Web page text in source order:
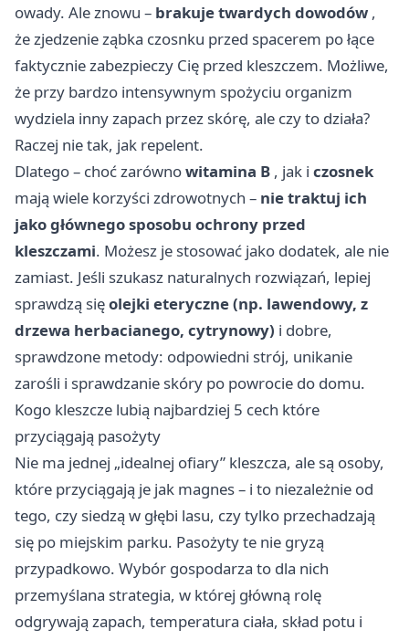
owady. Ale znowu – brakuje twardych dowodów ,
że zjedzenie ząbka czosnku przed spacerem po łące
faktycznie zabezpieczy Cię przed kleszczem. Możliwe,
że przy bardzo intensywnym spożyciu organizm
wydziela inny zapach przez skórę, ale czy to działa?
Raczej nie tak, jak repelent.
Dlatego – choć zarównowitamina B , jak i czosnek
mają wiele korzyści zdrowotnych – nie traktuj ich
jako głównego sposobu ochrony przed
kleszczami. Możesz je stosować jako dodatek, ale nie
zamiast. Jeśli szukasz naturalnych rozwiązań, lepiej
sprawdzą sięolejki eteryczne (np. lawendowy, z
drzewa herbacianego, cytrynowy) i dobre,
sprawdzone metody: odpowiedni strój, unikanie
zarośli i sprawdzanie skóry po powrocie do domu.
Kogo kleszcze lubią najbardziej 5 cech które
przyciągają pasożyty
Nie ma jednej „idealnej ofiary” kleszcza, ale są osoby,
które przyciągają je jak magnes – i to niezależnie od
tego, czy siedzą w głębi lasu, czy tylko przechadzają
się po miejskim parku. Pasożyty te nie gryzą
przypadkowo. Wybór gospodarza to dla nich
przemyślana strategia, w której główną rolę
odgrywają zapach, temperatura ciała, skład potu i